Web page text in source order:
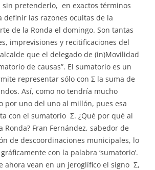
sin pretenderlo, en exactos términos
las razones ocultas de la
de la Ronda el domingo. Son tantas
imprevisiones y recitificaciones del
que el delegado de (in)Movilidad
de causas”. El sumatorio es un
representar sólo con Σ la suma de
Así, como no tendría mucho
por uno del uno al millón, pues esa
con el sumatorio Σ. ¿Qué por qué al
Fran Fernández, sabedor de
de descoordinaciones municipales, lo
con la palabra ‘sumatorio’.
ahora vean en un jeroglífico el signo Σ,